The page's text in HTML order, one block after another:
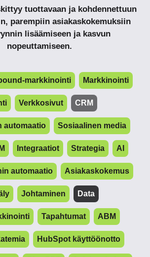
tuottavaan ja kohdennettuun
parempiin asiakaskokemuksiin
lisäämiseen ja kasvun
nopeuttamiseen.
markkinointi Markkinointi
Verkkosivut CRM
automaatio Sosiaalinen media
Integraatiot Strategia AI
automaatio Asiakaskokemus
Johtaminen Data
Tapahtumat ABM
HubSpot käyttöönotto